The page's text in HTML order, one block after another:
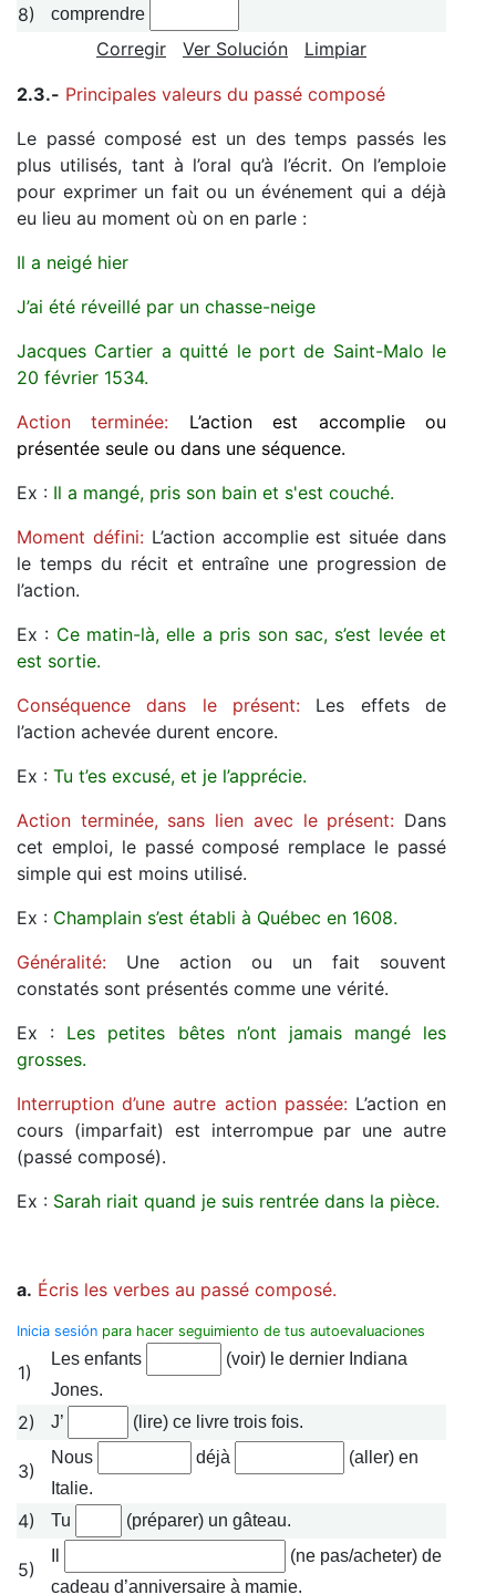
8) comprendre
Corregir Ver Solución Limpiar
2.3.- Principales valeurs du passé composé
Le passé composé est un des temps passés les
plus utilisés, tant à l’oral qu’à l’écrit. On l’emploie
pour exprimer un fait ou un événement qui a déjà
eu lieu au moment où on en parle :
Il a neigé hier
J’ai été réveillé par un chasse-neige
Jacques Cartier a quitté le port de Saint-Malo le
20 février 1534.
Action terminée: L’action est accomplie ou
présentée seule ou dans une séquence.
Ex : Il a mangé, pris son bain et s'est couché.
Moment défini:L’action accomplie est située dans
le temps du récit et entraîne une progression de
l’action.
Ex : Ce matin-là, elle a pris son sac, s’est levée et
est sortie.
Conséquence dans le présent: Les effets de
l’action achevée durent encore.
Ex : Tu t’es excusé, et je l’apprécie.
Action terminée, sans lien avec le présent: Dans
cet emploi, le passé composé remplace le passé
simple qui est moins utilisé.
Ex : Champlain s’est établi à Québec en 1608.
Généralité: Une action ou un fait souvent
constatés sont présentés comme une vérité.
Ex : Les petites bêtes n’ont jamais mangé les
grosses.
Interruption d’une autre action passée:L’action en
cours (imparfait) est interrompue par une autre
(passé composé).
Ex : Sarah riait quand je suis rentrée dans la pièce.
a. Écris les verbes au passé composé.
Inicia sesión para hacer seguimiento de tus autoevaluaciones
1)
Les enfants
(voir) le dernier Indiana
Jones.
2) J’ (lire) ce livre trois fois.
3)
Nous déjà
(aller) en
Italie.
4) Tu (préparer) un gâteau.
5)
(ne pas/acheter) de
cadeau d’anniversaire à mamie.